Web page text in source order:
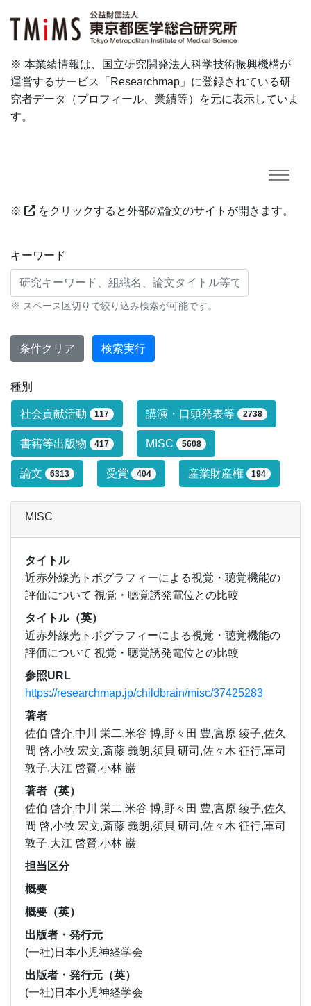
※ 本業績情報は、国立研究開発法人科学技術振興機構が
運営するサービス「Researchmap」に登録されている研
究者データ（プロフィール、業績等）を元に表示していま
す。
※ をクリックすると外部の論文のサイトが開きます。
研究業績に対する検索条件
キーワード
※ スペース区切りで絞り込み検索が可能です。
条件クリア 検索実行
種別
研究業績タイプによる絞り込み条件で
社会貢献活動 117 講演・口頭発表等 2738
書籍等出版物 417 MISC 5608
論文 6313 受賞 404 産業財産権 194
MISC
タイトル
近赤外線光トポグラフィーによる視覚・聴覚機能の
評価について 視覚・聴覚誘発電位との比較
タイトル（英）
近赤外線光トポグラフィーによる視覚・聴覚機能の
評価について 視覚・聴覚誘発電位との比較
参照URL
https://researchmap.jp/childbrain/misc/37425283
著者
佐伯 啓介,中川 栄二,米谷 博,野々田 豊,宮原 綾子,佐久
間 啓,小牧 宏文,斎藤 義朗,須貝 研司,佐々木 征行,軍司
敦子,大江 啓賢,小林 巌
著者（英）
佐伯 啓介,中川 栄二,米谷 博,野々田 豊,宮原 綾子,佐久
間 啓,小牧 宏文,斎藤 義朗,須貝 研司,佐々木 征行,軍司
敦子,大江 啓賢,小林 巌
担当区分
概要
概要（英）
出版者・発行元
(一社)日本小児神経学会
出版者・発行元（英）
(一社)日本小児神経学会